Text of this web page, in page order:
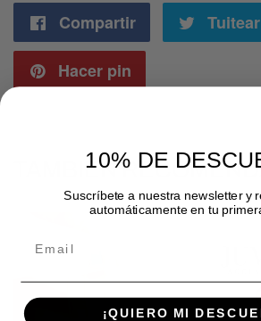
Compartir
CompartirTuitear
Hacer pin
Pinterest
TAMBIÉN10% DE
Suscríbete a nuestra newsletter y
automáticamente en tu
¡QUIERO MI